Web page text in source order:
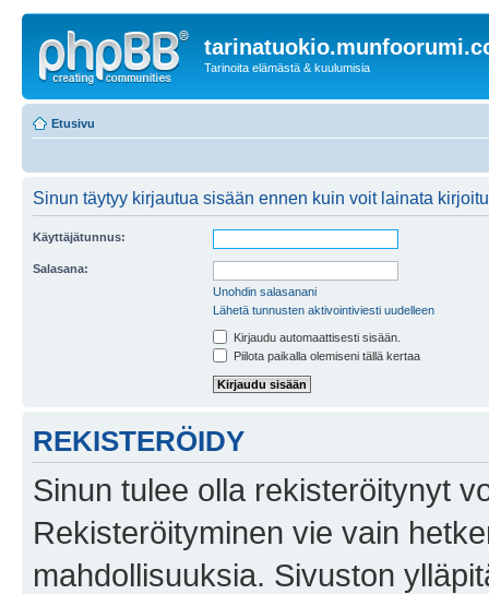
Tarinoita elämästä & kuulumisia
Etusivu
Sinun täytyy kirjautua sisään ennen kuin voit lainata
Käyttäjätunnus:
Salasana:
Unohdin salasanani
Lähetä tunnusten aktivointiviesti uudelleen
Kirjaudu automaattisesti sisään.
Piilota paikalla olemiseni tällä kertaa
REKISTERÖIDY
Sinun tulee olla rekisteröitynyt
Rekisteröityminen vie vain
mahdollisuuksia. Sivuston